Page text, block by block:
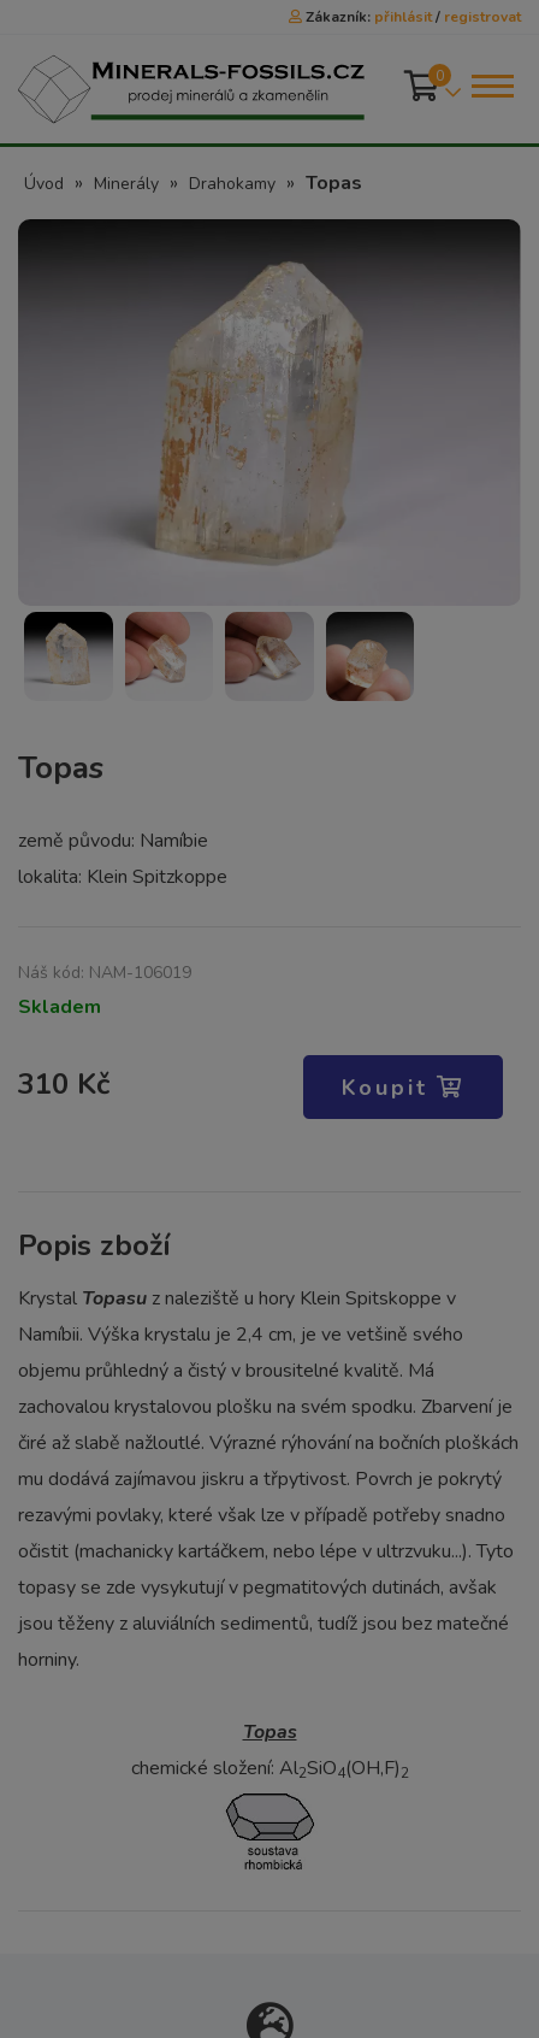
Zákazník: přihlásit/ registrovat
0
Úvod » Minerály » Drahokamy » Topas
Topas
země původu: Namíbie
lokalita: Klein Spitzkoppe
Náš kód: NAM-106019
Skladem
310 Kč Koupit
Popis zboží
Krystal Topasu z naleziště u hory Klein Spitskoppe v
Namíbii. Výška krystalu je 2,4 cm, je ve vetšině svého
objemu průhledný a čistý v brousitelné kvalitě. Má
zachovalou krystalovou plošku na svém spodku. Zbarvení je
čiré až slabě nažloutlé. Výrazné rýhování na bočních ploškách
mu dodává zajímavou jiskru a třpytivost. Povrch je pokrytý
rezavými povlaky, které však lze v případě potřeby snadno
očistit (machanicky kartáčkem, nebo lépe v ultrzvuku...). Tyto
topasy se zde vysykutují v pegmatitových dutinách, avšak
jsou těženy z aluviálních sedimentů, tudíž jsou bez matečné
horniny.
Topas
chemické složení: Al2SiO4(OH,F)2